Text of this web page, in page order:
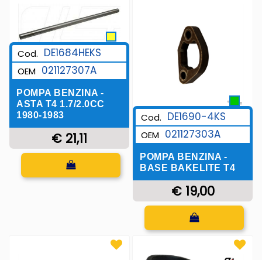
Cod. DE1684HEKS
OEM 021127307A
POMPA BENZINA -
ASTA T4 1.7/2.0CC
1980-1983
€ 21,11
Quantità
Cod. DE1690-4KS
OEM 021127303A
POMPA BENZINA -
BASE BAKELITE T4
€ 19,00
Quantità